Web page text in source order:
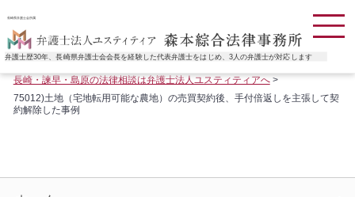
長崎県弁護士会所属
弁護士歴30年、長崎県弁護士会会長を経験した代表弁護士をはじめ、3人の弁護士が対応します
長崎・諫早・島原の法律相談は弁護士法人ユスティティアへ>
75012)土地（宅地転用可能な農地）の売買契約後、手付倍返しを主張して契
約解除した事例